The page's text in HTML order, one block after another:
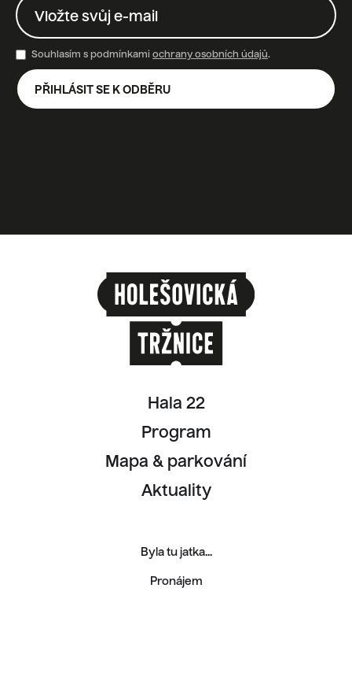
Souhlasím s podmínkami ochrany osobních údajů.
Hala 22
Program
Mapa & parkování
Aktuality
Byla tu jatka...
Pronájem